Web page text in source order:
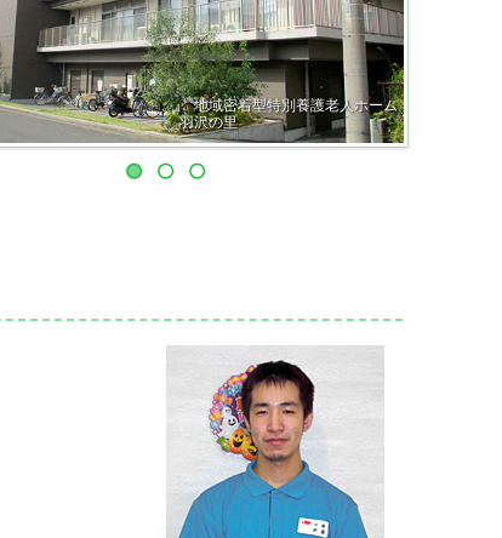
地域密着型特別養護老人ホーム
羽沢の里